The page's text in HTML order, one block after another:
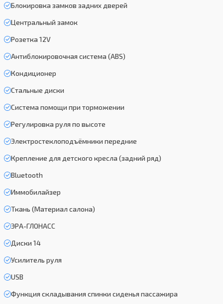
Блокировка замков задних дверей
Центральный замок
Розетка 12V
Антиблокировочная система (ABS)
Кондиционер
Стальные диски
Система помощи при торможении
Регулировка руля по высоте
Электростеклоподъёмники передние
Крепление для детского кресла (задний ряд)
Bluetooth
Иммобилайзер
Ткань (Материал салона)
ЭРА-ГЛОНАСС
Диски 14
Усилитель руля
USB
Функция складывания спинки сиденья пассажира